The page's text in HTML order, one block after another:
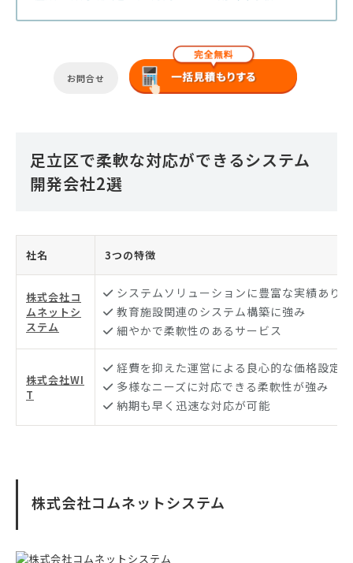
お問合せ
足立区で柔軟な対応ができるシステム
開発会社2選
社名 3つの特徴
株式会社コ
ムネットシ
ステム
システムソリューションに豊富な実績あり
教育施設関連のシステム構築に強み
細やかで柔軟性のあるサービス
株式会社WI
T
経費を抑えた運営による良心的な価格設定
多様なニーズに対応できる柔軟性が強み
納期も早く迅速な対応が可能
株式会社コムネットシステム